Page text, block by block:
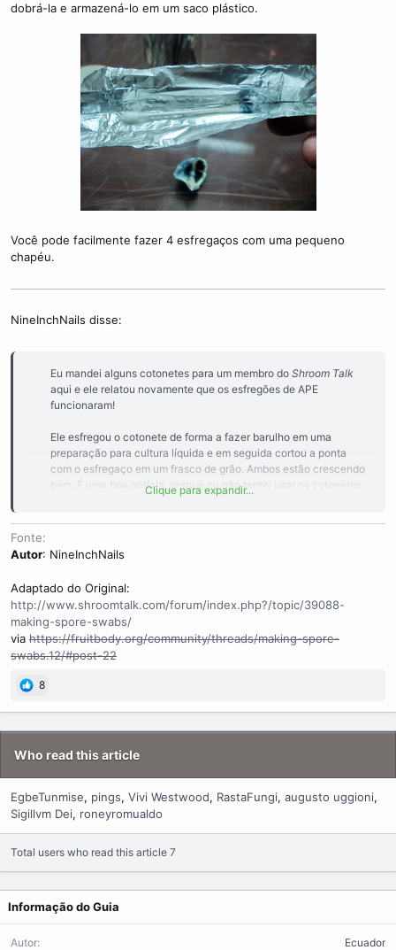
dobrá-la e armazená-lo em um saco plástico.
Você pode facilmente fazer 4 esfregaços com uma pequeno
chapéu.
NineInchNails disse:
Eu mandei alguns cotonetes para um membro do Shroom Talk
aqui e ele relatou novamente que os esfregões de APE
funcionaram!​
Ele esfregou o cotonete de forma a fazer barulho em uma
preparação para cultura líquida e em seguida cortou a ponta
com o esfregaço em um frasco de grão. Ambos estão crescendo
bem. É uma boa notícia, porque eu não tentei usar os cotonetes
Boa sorte com o "swabbin Flawed!"
Clique para expandir...
Fonte
Autor: NineInchNails
Adaptado do Original:
http://www.shroomtalk.com/forum/index.php?/topic/39088-
making-spore-swabs/
via https://fruitbody.org/community/threads/making-spore-
swabs.12/#post-22
8
Who read this article
EgbeTunmise pings Vivi Westwood RastaFungi augusto uggioni
Sigillvm Dei
roneyromualdo
Total users who read this article 7
Informação do Guia
Autor
Ecuador